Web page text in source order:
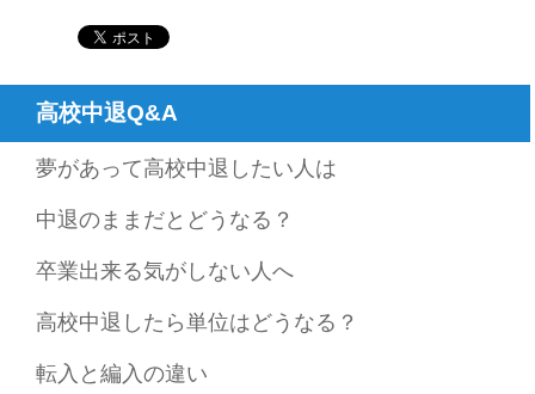
高校中退Q&A
夢があって高校中退したい人は
中退のままだとどうなる？
卒業出来る気がしない人へ
高校中退したら単位はどうなる？
転入と編入の違い